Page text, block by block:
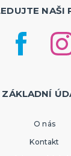
NAŠI
ZÁKLADNÍ
O nás
Kontakt